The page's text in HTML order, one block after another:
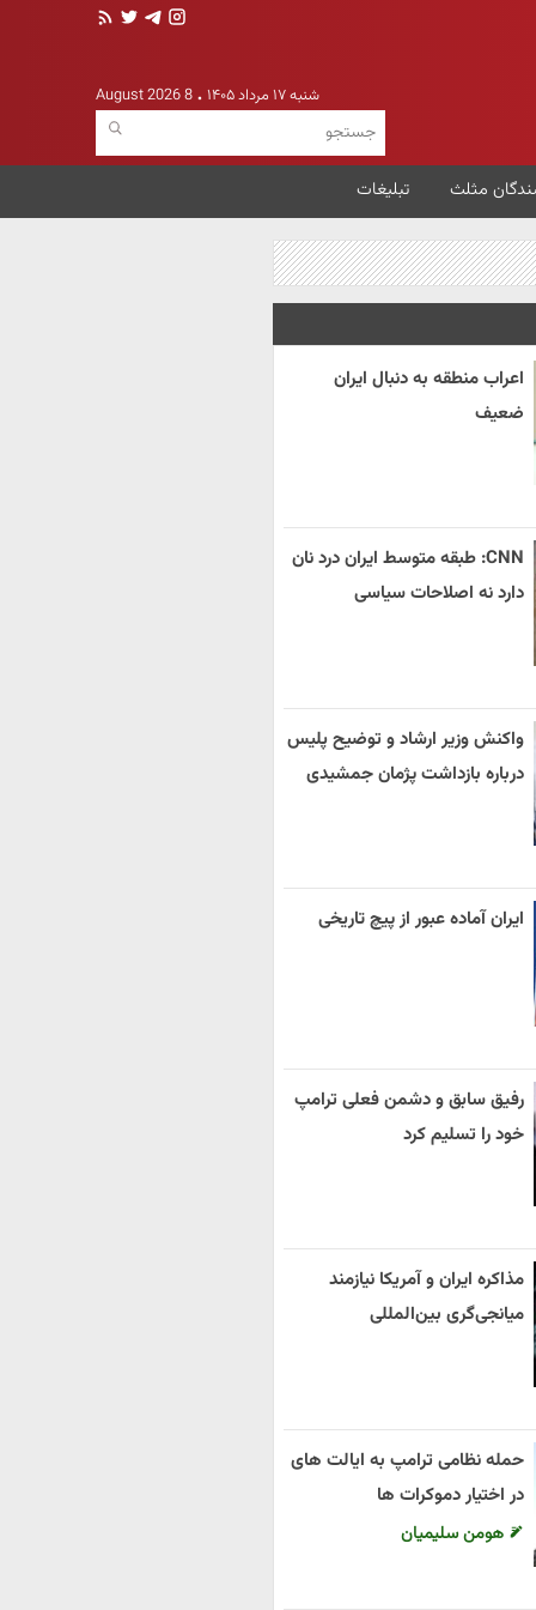
شنبه ۱۷ مرداد ۱۴۰۵ 8 August 2026
مثلث تبلیغات
اعراب منطقه به دنبال ایران
ضعیف
CNN: طبقه متوسط ایران درد نان
دارد نه اصلاحات سیاسی
واکنش وزیر ارشاد و توضیح پلیس
درباره بازداشت پژمان جمشیدی
ایران آماده عبور از پیچ تاریخی
رفیق سابق و دشمن فعلی ترامپ
خود را تسلیم کرد
مذاکره ایران و آمریکا نیازمند
میانجی‌گری بین‌المللی
حمله نظامی ترامپ به ایالت های
در اختیار دموکرات ها
هومن سلیمیان